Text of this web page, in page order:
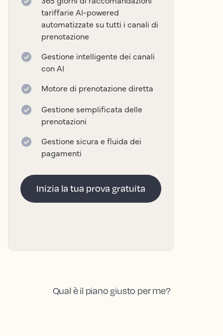
tariffarie AI-powered
automatizzate su tutti i canali di
prenotazione
Gestione intelligente dei canali
con AI
Motore di prenotazione diretta
Gestione semplificata delle
prenotazioni
Gestione sicura e fluida dei
pagamenti
Inizia la tua prova gratuita
Qual è il piano giusto per me?